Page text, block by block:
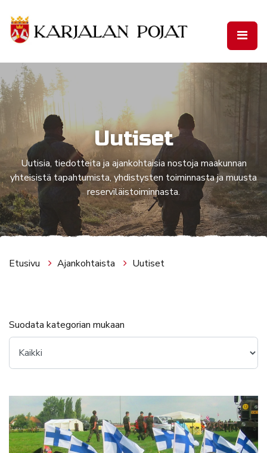
Uutiset
Uutisia, tiedotteita ja ajankohtaisia nostoja maakunnan
yhteisistä tapahtumista, yhdistysten toiminnasta ja muusta
reserviläistoiminnasta.
Etusivu Ajankohtaista Uutiset
Suodata kategorian mukaan